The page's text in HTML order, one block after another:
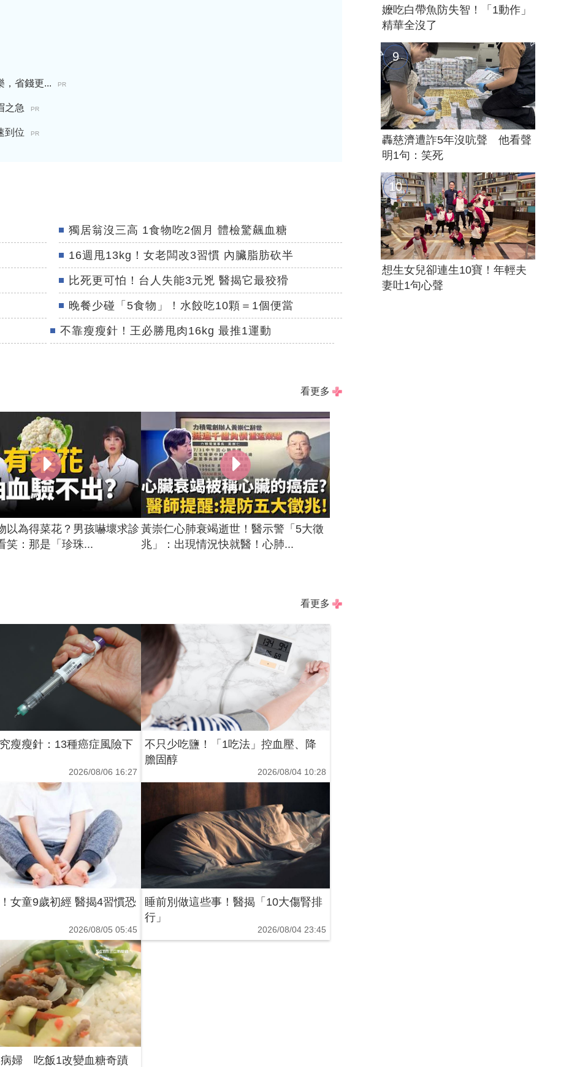
，省錢更... PR
之急 PR
到位 PR
獨居翁沒三高 1食物吃2個月 體檢驚飆血糖
16週甩13kg！女老闆改3習慣 內臟脂肪砍半
比死更可怕！台人失能3元兇 醫揭它最狡猾
晚餐少碰「5食物」！水餃吃10顆＝1個便當
不靠瘦瘦針！王必勝甩肉16kg 最推1運動
看更多
以為得菜花？男孩嚇壞求診
笑：那是「珍珠...
黃崇仁心肺衰竭逝世！醫示警「5大徵
兆」：出現情況快就醫！心肺...
看更多
瘦瘦針：13種癌症風險下
2026/08/06 16:27
不只少吃鹽！「1吃法」控血壓、降
膽固醇
2026/08/04 10:28
女童9歲初經 醫揭4習慣恐
2026/08/05 05:45
睡前別做這些事！醫揭「10大傷腎排
行」
2026/08/04 23:45
病婦 吃飯1改變血糖奇蹟
嬤吃白帶魚防失智！「1動作」
精華全沒了
轟慈濟遭詐5年沒吭聲 他看聲
明1句：笑死
想生女兒卻連生10寶！年輕夫
妻吐1句心聲